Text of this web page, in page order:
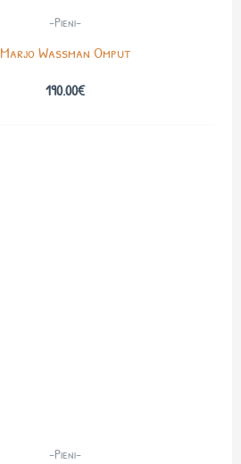
-Pieni-
Marjo Wassman Omput
190.00€
-Pieni-